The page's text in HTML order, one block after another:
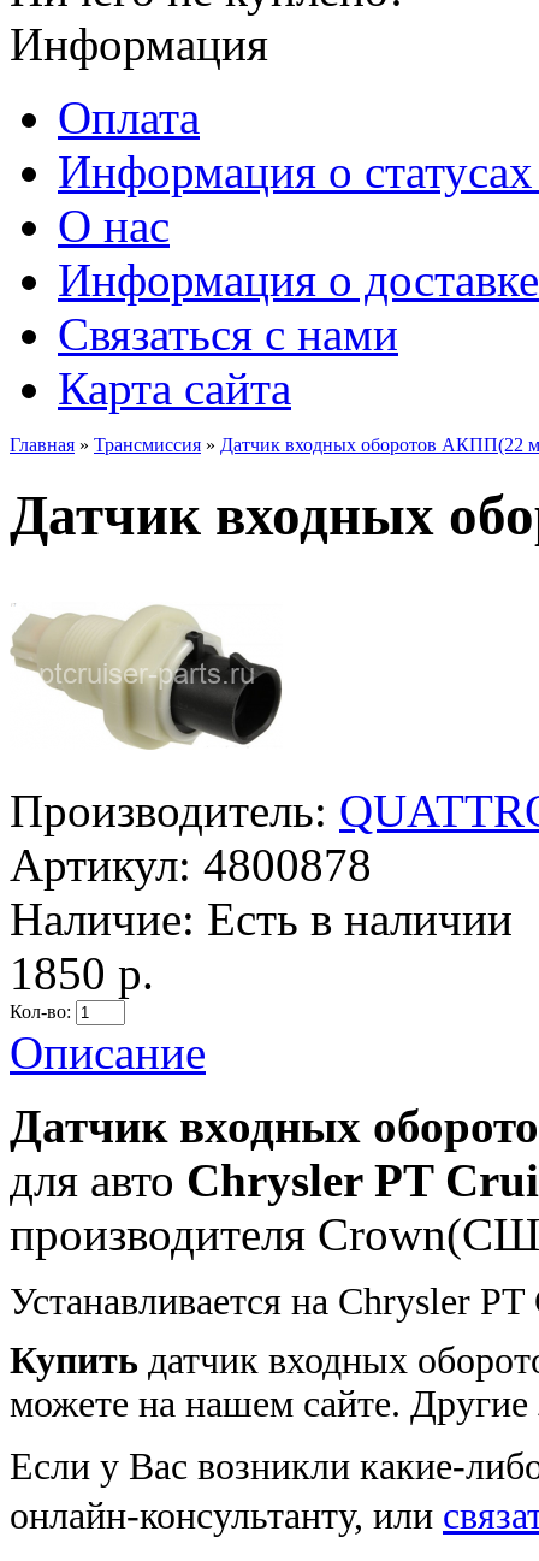
Информация
Оплата
Информация о статусах
О нас
Информация о доставке
Связаться с нами
Карта сайта
Главная » Трансмиссия » Датчик входных оборотов АКПП(22
Датчик входных
Производитель:
Артикул: 4800878
Наличие: Есть в наличии
1850 р.
Кол-во:
Описание
Датчик входных
для авто Chrysler PT
производителя
Устанавливается на Chrysler
Купить датчик входных
можете на нашем сайте. Другие
Если у Вас возникли какие-
онлайн-консультанту, или